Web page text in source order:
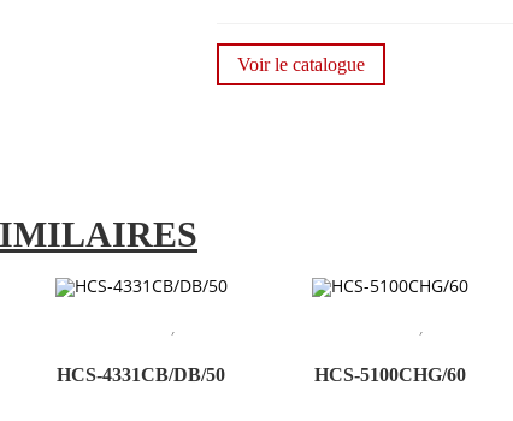
Voir le catalogue
,
HCS-4331CB/DB/50
Système de conférence,
HCS-5100CHG/60